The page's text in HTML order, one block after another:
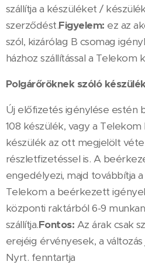
szállítja a készüléket /
szerződést.Figyelem: ez az
szól, kizárólag B csomag
házhoz szállítással a Telekom
Polgárőröknek szóló
Új előfizetés igénylése estén
108 készülék, vagy a Telekom
készülék az ott megjelölt
részletfizetéssel is. A
engedélyezi, majd továbbítja
Telekom a beérkezett
központi raktárból 6-9
szállítja.Fontos: Az árak csak
erejéig érvényesek, a
Nyrt. fenntartja